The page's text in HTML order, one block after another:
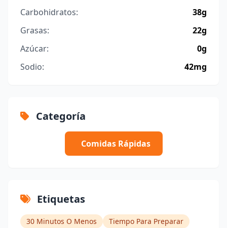
Carbohidratos:
38g
Grasas:
22g
Azúcar:
0g
Sodio:
42mg
Categoría
Comidas Rápidas
Etiquetas
30 Minutos O Menos
Tiempo Para Preparar